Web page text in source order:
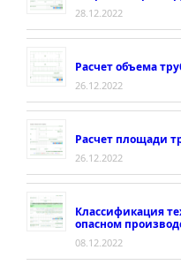
28.12.2022
Расчет объема
26.12.2022
Расчет площади
26.12.2022
Классификация
опасном
08.12.2022